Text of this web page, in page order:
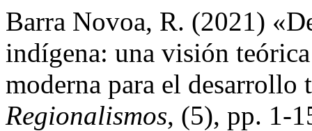
Barra Novoa, R. (2021)
indígena: una visión
moderna para el
Regionalismos, (5), pp. 1-